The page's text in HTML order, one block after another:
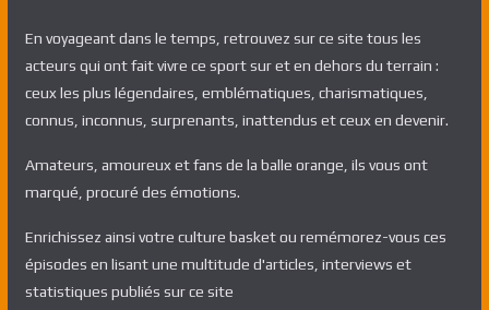
En voyageant dans le temps, retrouvez sur ce site tous les
acteurs qui ont fait vivre ce sport sur et en dehors du terrain :
ceux les plus légendaires, emblématiques, charismatiques,
connus, inconnus, surprenants, inattendus et ceux en devenir.
Amateurs, amoureux et fans de la balle orange, ils vous ont
marqué, procuré des émotions.
Enrichissez ainsi votre culture basket ou remémorez-vous ces
épisodes en lisant une multitude d'articles, interviews et
statistiques publiés sur ce site